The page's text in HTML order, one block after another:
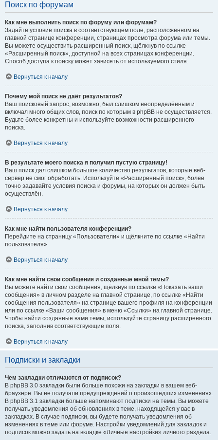
Поиск по форумам
Как мне выполнить поиск по форуму или форумам?
Задайте условие поиска в соответствующем поле, расположенном на
главной странице конференции, страницах просмотра форума или темы.
Вы можете осуществить расширенный поиск, щёлкнув по ссылке
«Расширенный поиск», доступной на всех страницах конференции.
Способ доступа к поиску может зависеть от используемого стиля.
Вернуться к началу
Почему мой поиск не даёт результатов?
Ваш поисковый запрос, возможно, был слишком неопределённым и
включал много общих слов, поиск по которым в phpBB не осуществляется.
Будьте более конкретны и используйте возможности расширенного
поиска.
Вернуться к началу
В результате моего поиска я получил пустую страницу!
Ваш поиск дал слишком большое количество результатов, которые веб-
сервер не смог обработать. Используйте «Расширенный поиск», более
точно задавайте условия поиска и форумы, на которых он должен быть
осуществлён.
Вернуться к началу
Как мне найти пользователя конференции?
Перейдите на страницу «Пользователи» и щёлкните по ссылке «Найти
пользователя».
Вернуться к началу
Как мне найти свои сообщения и созданные мной темы?
Вы можете найти свои сообщения, щёлкнув по ссылке «Показать ваши
сообщения» в личном разделе на главной странице, по ссылке «Найти
сообщения пользователя» на странице вашего профиля на конференции
или по ссылке «Ваши сообщения» в меню «Ссылки» на главной странице.
Чтобы найти созданные вами темы, используйте страницу расширенного
поиска, заполнив соответствующие поля.
Вернуться к началу
Подписки и закладки
Чем закладки отличаются от подписок?
В phpBB 3.0 закладки были больше похожи на закладки в вашем веб-
браузере. Вы не получали предупреждений о произошедших изменениях.
В phpBB 3.1 закладки больше напоминают подписки на темы. Вы можете
получать уведомления об обновлениях в теме, находящейся у вас в
закладках. В случае подписки, вы будете получать уведомления об
изменениях в теме или форуме. Настройки уведомлений для закладок и
подписок можно задать на вкладке «Личные настройки» личного раздела.